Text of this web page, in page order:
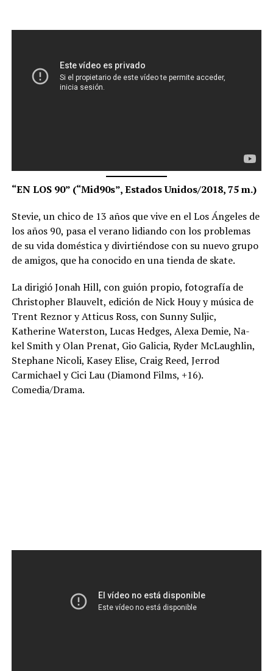
“EN LOS 90” (“Mid90s”, Estados Unidos/2018, 75 m.)
Stevie, un chico de 13 años que vive en el Los Ángeles de
los años 90, pasa el verano lidiando con los problemas
de su vida doméstica y divirtiéndose con su nuevo grupo
de amigos, que ha conocido en una tienda de skate.
La dirigió Jonah Hill, con guión propio, fotografía de
Christopher Blauvelt, edición de Nick Houy y música de
Trent Reznor y Atticus Ross, con Sunny Suljic,
Katherine Waterston, Lucas Hedges, Alexa Demie, Na-
kel Smith y Olan Prenat, Gio Galicia, Ryder McLaughlin,
Stephane Nicoli, Kasey Elise, Craig Reed, Jerrod
Carmichael y Cici Lau (Diamond Films, +16).
Comedia/Drama.